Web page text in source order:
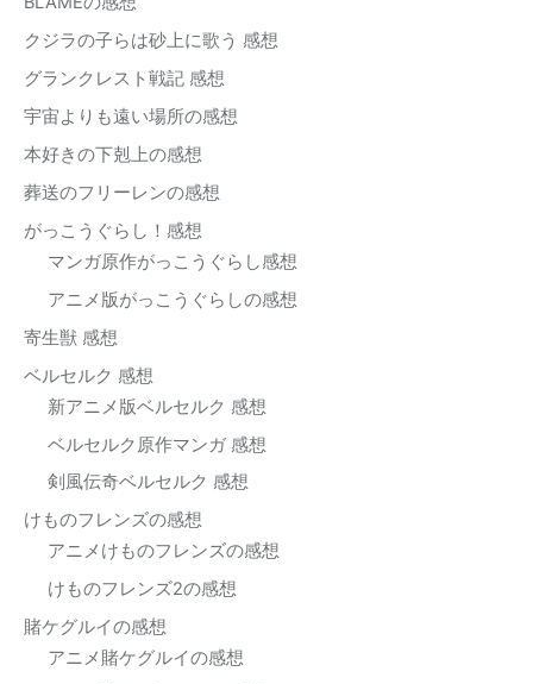
クジラの子らは砂上に歌う 感想
グランクレスト戦記 感想
宇宙よりも遠い場所の感想
本好きの下剋上の感想
葬送のフリーレンの感想
がっこうぐらし！感想
マンガ原作がっこうぐらし感想
アニメ版がっこうぐらしの感想
寄生獣 感想
ベルセルク 感想
新アニメ版ベルセルク 感想
ベルセルク原作マンガ 感想
剣風伝奇ベルセルク 感想
けものフレンズの感想
アニメけものフレンズの感想
けものフレンズ2の感想
賭ケグルイの感想
アニメ賭ケグルイの感想